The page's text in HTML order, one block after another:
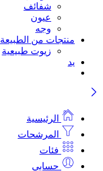
شفائف
عيون
وجه
منتجات من الطبيعة
زيوت طبيعية
يد
الرئيسية
المرشحات
فئات
حسابي